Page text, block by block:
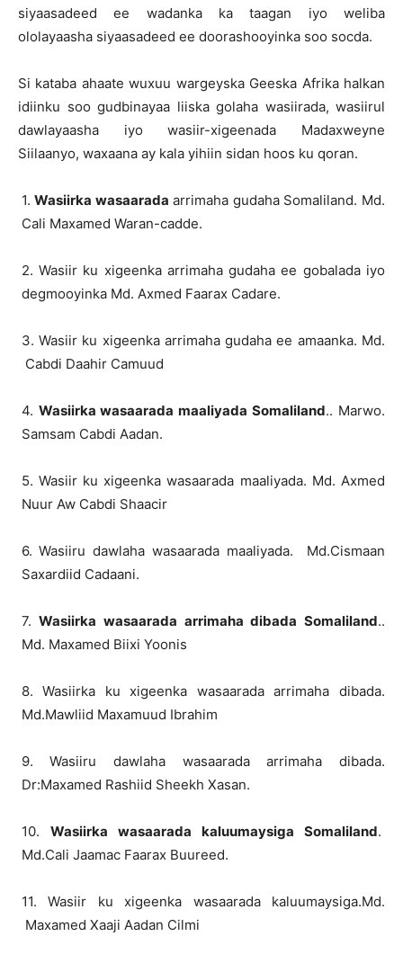
siyaasadeed ee wadanka ka taagan iyo weliba
ololayaasha siyaasadeed ee doorashooyinka soo socda.
Si kataba ahaate wuxuu wargeyska Geeska Afrika halkan
idiinku soo gudbinayaa liiska golaha wasiirada, wasiirul
dawlayaasha iyo wasiir-xigeenada Madaxweyne
Siilaanyo, waxaana ay kala yihiin sidan hoos ku qoran.
1.Wasiirka wasaarada arrimaha gudaha Somaliland. Md.
Cali Maxamed Waran-cadde.
2. Wasiir ku xigeenka arrimaha gudaha ee gobalada iyo
degmooyinka Md. Axmed Faarax Cadare.
3. Wasiir ku xigeenka arrimaha gudaha ee amaanka. Md.
Cabdi Daahir Camuud
4. Wasiirka wasaarada maaliyada Somaliland.. Marwo.
Samsam Cabdi Aadan.
5. Wasiir ku xigeenka wasaarada maaliyada. Md. Axmed
Nuur Aw Cabdi Shaacir
6. Wasiiru dawlaha wasaarada maaliyada. Md.Cismaan
Saxardiid Cadaani.
7.Wasiirka wasaarada arrimaha dibada Somaliland..
Md. Maxamed Biixi Yoonis
8. Wasiirka ku xigeenka wasaarada arrimaha dibada.
Md.Mawliid Maxamuud Ibrahim
9. Wasiiru dawlaha wasaarada arrimaha dibada.
Dr:Maxamed Rashiid Sheekh Xasan.
10. Wasiirka wasaarada kaluumaysiga Somaliland.
Md.Cali Jaamac Faarax Buureed.
11. Wasiir ku xigeenka wasaarada kaluumaysiga.Md.
Maxamed Xaaji Aadan Cilmi